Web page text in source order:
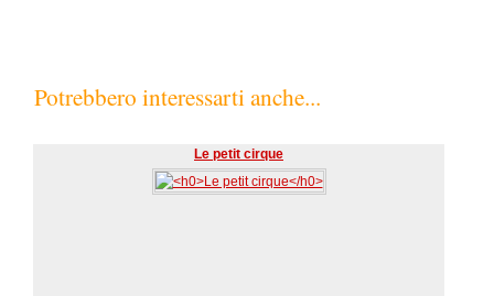
Potrebbero interessarti anche...
Le petit cirque